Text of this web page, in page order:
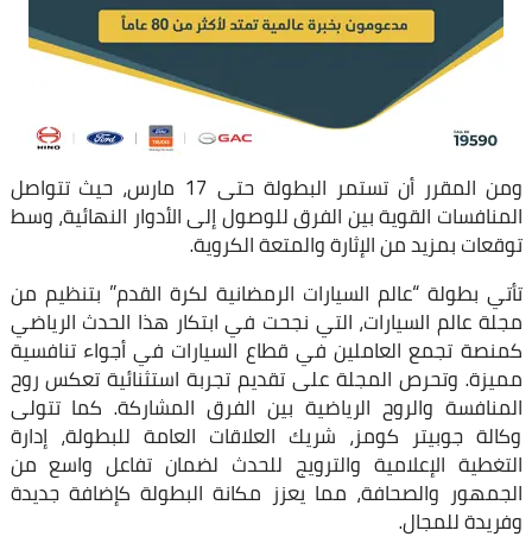
ومن المقرر أن تستمر البطولة حتى 17 مارس، حيث تتواصل
المنافسات القوية بين الفرق للوصول إلى الأدوار النهائية، وسط
توقعات بمزيد من الإثارة والمتعة الكروية.
تأتي بطولة “عالم السيارات الرمضانية لكرة القدم” بتنظيم من
مجلة عالم السيارات، التي نجحت في ابتكار هذا الحدث الرياضي
كمنصة تجمع العاملين في قطاع السيارات في أجواء تنافسية
مميزة. وتحرص المجلة على تقديم تجربة استثنائية تعكس روح
المنافسة والروح الرياضية بين الفرق المشاركة. كما تتولى
وكالة جوبيتر كومز، شريك العلاقات العامة للبطولة، إدارة
التغطية الإعلامية والترويج للحدث لضمان تفاعل واسع من
الجمهور والصحافة، مما يعزز مكانة البطولة كإضافة جديدة
وفريدة للمجال.